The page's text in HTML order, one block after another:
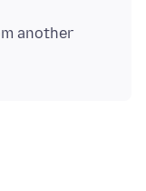
another